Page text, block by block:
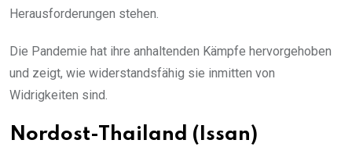
Herausforderungen stehen.
Die Pandemie hat ihre anhaltenden Kämpfe hervorgehoben
und zeigt, wie widerstandsfähig sie inmitten von
Widrigkeiten sind.
Nordost-Thailand (Issan)